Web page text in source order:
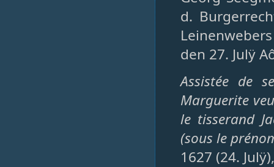
d.
den 27. Julÿ
Assistée de
Marguerite
le tisserand
(sous le
1627 (24.